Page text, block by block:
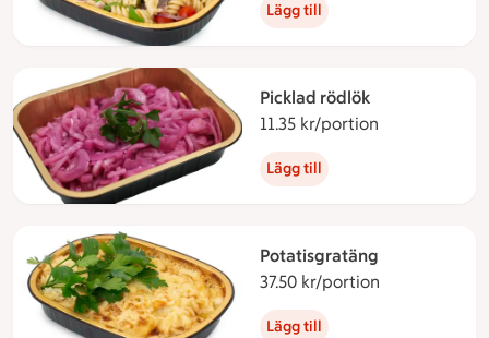
Lägg till
Picklad rödlök
11.35 kr/portion
Lägg till
Potatisgratäng
37.50 kr/portion
Lägg till